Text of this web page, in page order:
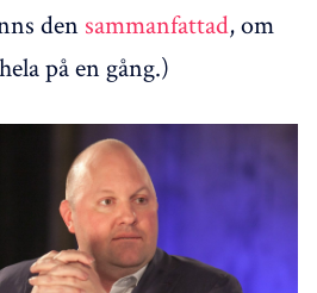
den sammanfattad, om
på en gång.)